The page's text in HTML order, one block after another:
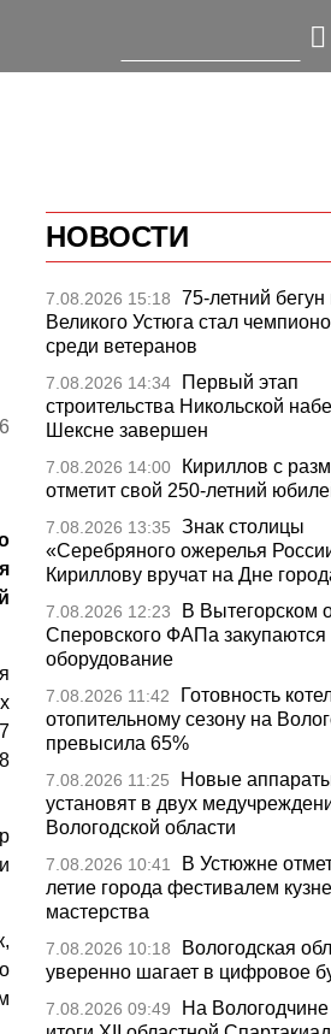
НОВОСТИ
7.08.2026 15:18
75-летний бегун
Великого Устюга стал
среди ветеранов
7.08.2026 14:34
Первый этап
строительства Никольской
Шексне завершен
7.08.2026 14:00
Кириллов с
отметит свой 250-летний
7.08.2026 13:35
Знак столицы
«Серебряного ожерелья
Кириллову вручат на Дне
7.08.2026 12:23
В Вытегорском
Сперовского ФАПа закупаются
оборудование
7.08.2026 11:42
Готовность
отопительному сезону на
превысила 65%
7.08.2026 11:25
Новые
установят в двух
Вологодской области
7.08.2026 10:41
В Устюжне
летие города фестивалем
мастерства
7.08.2026 10:18
Вологодская
уверенно шагает в цифровое
7.08.2026 09:49
На